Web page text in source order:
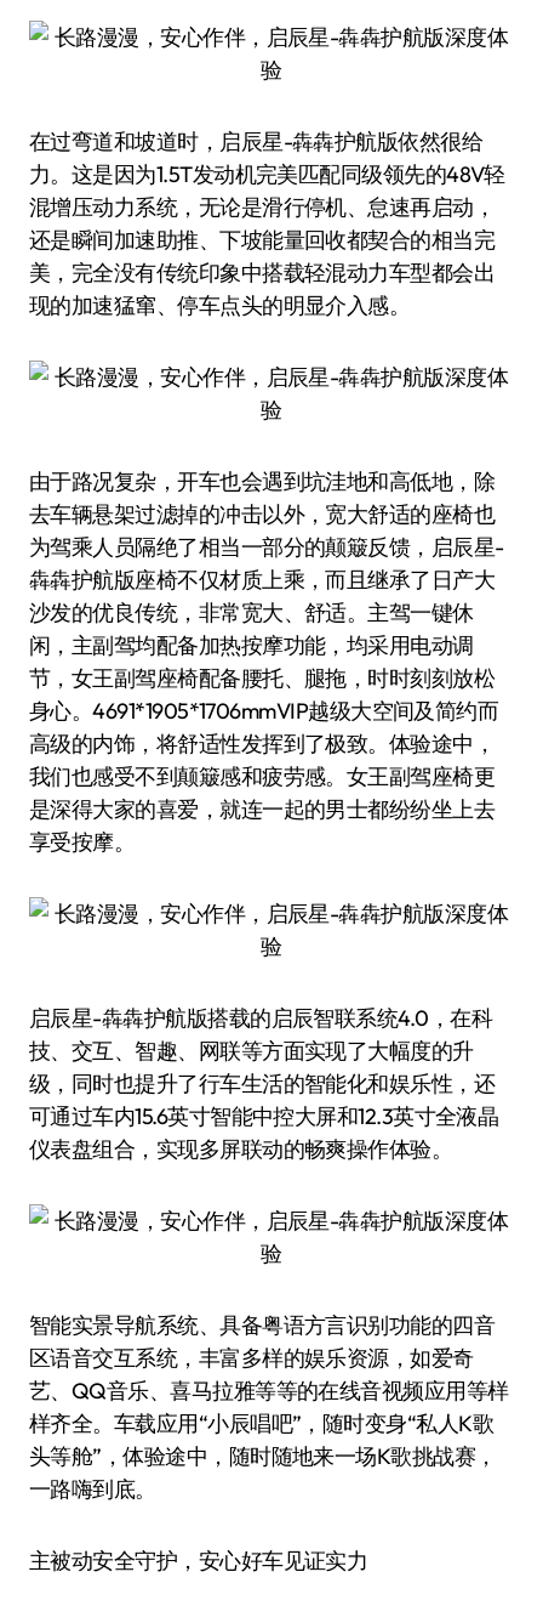
在过弯道和坡道时，启辰星-犇犇护航版依然很给
力。这是因为1.5T发动机完美匹配同级领先的48V轻
混增压动力系统，无论是滑行停机、怠速再启动，
还是瞬间加速助推、下坡能量回收都契合的相当完
美，完全没有传统印象中搭载轻混动力车型都会出
现的加速猛窜、停车点头的明显介入感。
由于路况复杂，开车也会遇到坑洼地和高低地，除
去车辆悬架过滤掉的冲击以外，宽大舒适的座椅也
为驾乘人员隔绝了相当一部分的颠簸反馈，启辰星-
犇犇护航版座椅不仅材质上乘，而且继承了日产大
沙发的优良传统，非常宽大、舒适。主驾一键休
闲，主副驾均配备加热按摩功能，均采用电动调
节，女王副驾座椅配备腰托、腿拖，时时刻刻放松
身心。4691*1905*1706mmVIP越级大空间及简约而
高级的内饰，将舒适性发挥到了极致。体验途中，
我们也感受不到颠簸感和疲劳感。女王副驾座椅更
是深得大家的喜爱，就连一起的男士都纷纷坐上去
享受按摩。
启辰星-犇犇护航版搭载的启辰智联系统4.0，在科
技、交互、智趣、网联等方面实现了大幅度的升
级，同时也提升了行车生活的智能化和娱乐性，还
可通过车内15.6英寸智能中控大屏和12.3英寸全液晶
仪表盘组合，实现多屏联动的畅爽操作体验。
智能实景导航系统、具备粤语方言识别功能的四音
区语音交互系统，丰富多样的娱乐资源，如爱奇
艺、QQ音乐、喜马拉雅等等的在线音视频应用等样
样齐全。车载应用“小辰唱吧”，随时变身“私人K歌
头等舱”，体验途中，随时随地来一场K歌挑战赛，
一路嗨到底。
主被动安全守护，安心好车见证实力